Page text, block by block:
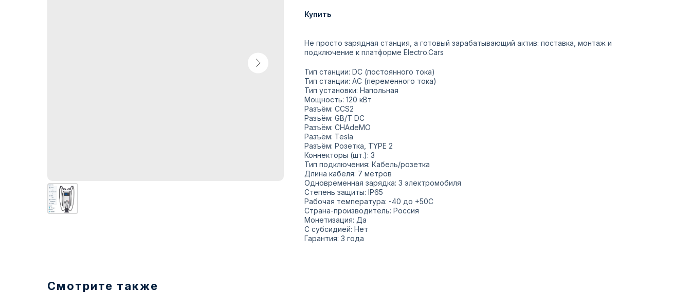
Купить
Не просто зарядная станция, а готовый зарабатывающий актив: поставка, монтаж и
подключение к платформе Electro.Cars
Тип станции: DC (постоянного тока)
Тип станции: AC (переменного тока)
Тип установки: Напольная
Мощность: 120 кВт
Разъём: CCS2
Разъём: GB/T DC
Разъём: CHAdeMO
Разъём: Tesla
Разъём: Розетка, TYPE 2
Коннекторы (шт.): 3
Тип подключения: Кабель/розетка
Длина кабеля: 7 метров
Одновременная зарядка: 3 электромобиля
Степень защиты: IP65
Рабочая температура: -40 до +50С
Страна-производитель: Россия
Монетизация: Да
С субсидией: Нет
Гарантия: 3 года
Смотрите также